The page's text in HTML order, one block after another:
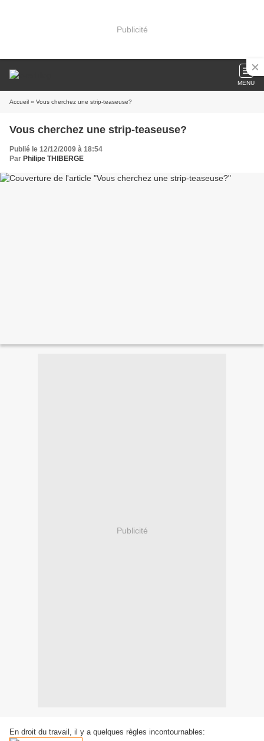
Publicité
MENU
Accueil » Vous cherchez une strip-teaseuse?
Vous cherchez une strip-teaseuse?
Publié le 12/12/2009 à 18:54
Par Philipe THIBERGE
Publicité
En droit du travail, il y a quelques règles incontournables: